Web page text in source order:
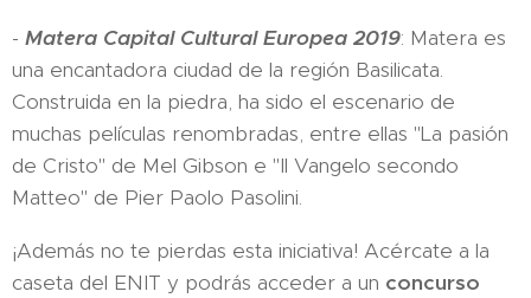
- Matera Capital Cultural Europea 2019: Matera es
una encantadora ciudad de la región Basilicata.
Construida en la piedra, ha sido el escenario de
muchas películas renombradas, entre ellas "La pasión
de Cristo" de Mel Gibson e "Il Vangelo secondo
Matteo" de Pier Paolo Pasolini.
¡Además no te pierdas esta iniciativa! Acércate a la
caseta del ENIT y podrás acceder a un concurso